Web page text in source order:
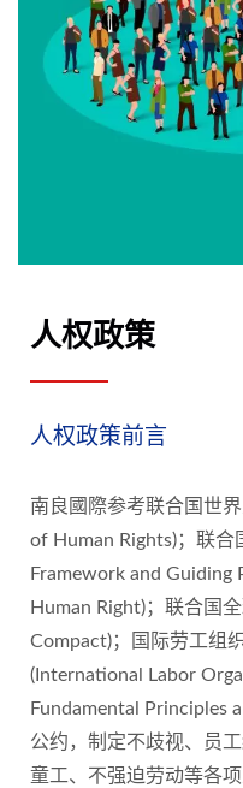
人权政策
人权政策前言
南良國際参考联合国世
of Human Rights)；联合
Framework and Guiding
Human Right)；联合国
Compact)；国际劳工组
(International Labor
Fundamental Principles
公约，制定不歧视、员
童工、不强迫劳动等各